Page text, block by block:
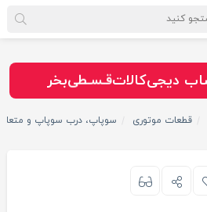
دیجی‌کالات
سـریــع
امـــــن
قـسـطیبخر
قطعات موتوری سوپاپ، درب سوپاپ و